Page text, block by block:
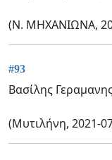
(Ν. ΜΗΧΑΝΙΩΝΑ,
#93
Βασίλης
(Μυτιλήνη, 2021-